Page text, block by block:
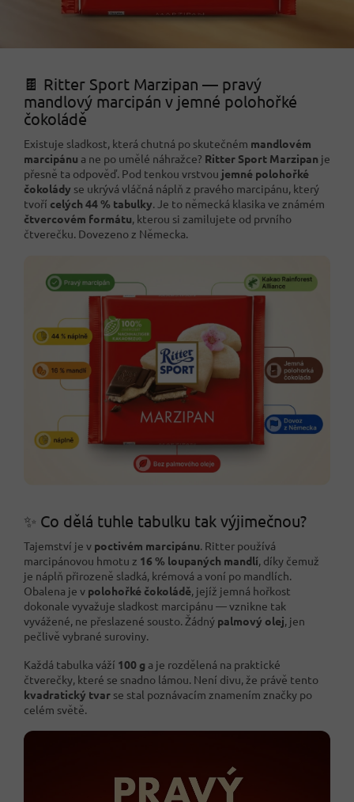
🍫 Ritter Sport Marzipan — pravý
mandlový marcipán v jemné polohořké
čokoládě
Existuje sladkost, která chutná po skutečném mandlovém
marcipánu a ne po umělé náhražce? Ritter Sport Marzipan je
přesně ta odpověď. Pod tenkou vrstvou jemné polohořké
čokolády se ukrývá vláčná náplň z pravého marcipánu, který
tvoří celých 44 % tabulky. Je to německá klasika ve známém
čtvercovém formátu, kterou si zamilujete od prvního
čtverečku. Dovezeno z Německa.
✨ Co dělá tuhle tabulku tak výjimečnou?
Tajemství je v poctivém marcipánu. Ritter používá
marcipánovou hmotu z 16 % loupaných mandlí, díky čemuž
je náplň přirozeně sladká, krémová a voní po mandlích.
Obalena je v polohořké čokoládě, jejíž jemná hořkost
dokonale vyvažuje sladkost marcipánu — vznikne tak
vyvážené, ne přeslazené sousto. Žádný palmový olej, jen
pečlivě vybrané suroviny.
Každá tabulka váží 100 g a je rozdělená na praktické
čtverečky, které se snadno lámou. Není divu, že právě tento
kvadratický tvar se stal poznávacím znamením značky po
celém světě.